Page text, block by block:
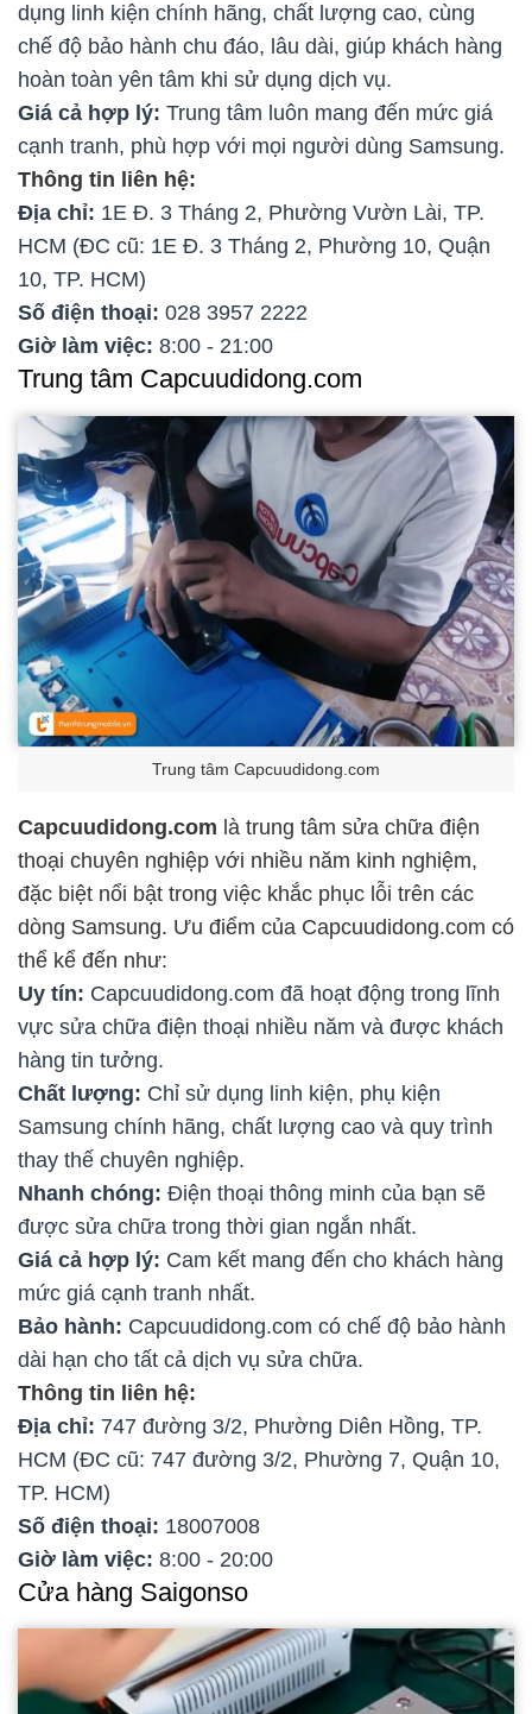
dụng linh kiện chính hãng, chất lượng cao, cùng
chế độ bảo hành chu đáo, lâu dài, giúp khách hàng
hoàn toàn yên tâm khi sử dụng dịch vụ.
Giá cả hợp lý: Trung tâm luôn mang đến mức giá
cạnh tranh, phù hợp với mọi người dùng Samsung.
Thông tin liên hệ:
Địa chỉ: 1E Đ. 3 Tháng 2, Phường Vườn Lài, TP.
HCM (ĐC cũ: 1E Đ. 3 Tháng 2, Phường 10, Quận
10, TP. HCM)
Số điện thoại: 028 3957 2222
Giờ làm việc: 8:00 - 21:00
Trung tâm Capcuudidong.com
Trung tâm Capcuudidong.com
Capcuudidong.com là trung tâm sửa chữa điện
thoại chuyên nghiệp với nhiều năm kinh nghiệm,
đặc biệt nổi bật trong việc khắc phục lỗi trên các
dòng Samsung. Ưu điểm của Capcuudidong.com có
thể kể đến như:
Uy tín: Capcuudidong.com đã hoạt động trong lĩnh
vực sửa chữa điện thoại nhiều năm và được khách
hàng tin tưởng.
Chất lượng: Chỉ sử dụng linh kiện, phụ kiện
Samsung chính hãng, chất lượng cao và quy trình
thay thế chuyên nghiệp.
Nhanh chóng: Điện thoại thông minh của bạn sẽ
được sửa chữa trong thời gian ngắn nhất.
Giá cả hợp lý: Cam kết mang đến cho khách hàng
mức giá cạnh tranh nhất.
Bảo hành: Capcuudidong.com có chế độ bảo hành
dài hạn cho tất cả dịch vụ sửa chữa.
Thông tin liên hệ:
Địa chỉ: 747 đường 3/2, Phường Diên Hồng, TP.
HCM (ĐC cũ: 747 đường 3/2, Phường 7, Quận 10,
TP. HCM)
Số điện thoại: 18007008
Giờ làm việc: 8:00 - 20:00
Cửa hàng Saigonso